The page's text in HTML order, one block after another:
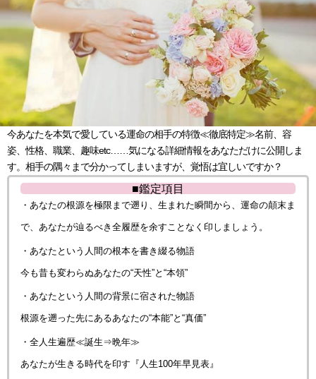
今あなたを本気で愛している運命の相手の特徴≪徹底特定≫名前、容
姿、性格、職業、趣味etc……気になる詳細情報をあなただけに公開しま
す。相手の隅々まで分かってしまいますが、覚悟は宜しいですか？
■鑑定項目
・あなたの根源を極限まで遡り、生まれた瞬間から、運命の顛末ま
で、あなたが辿るべき全履歴を余すことなく印しましょう。
・あなたという人間の根本を書き綴る物語
今も昔も変わらぬあなたの“天性”と“本領”
・あなたという人間の背景に宿された物語
根源を遡った先にあるあなたの“本能”と“真価”
・全人生遍歴≪誕生⇒晩年≫
あなたが生きる時代を印す『人生100年早見表』